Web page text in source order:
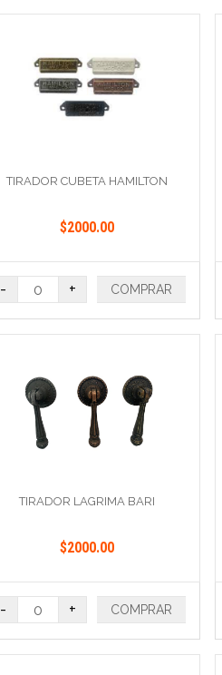
TIRADOR CUBETA HAMILTON
$2000.00
- + COMPRAR
TIRADOR LAGRIMA BARI
$2000.00
- + COMPRAR